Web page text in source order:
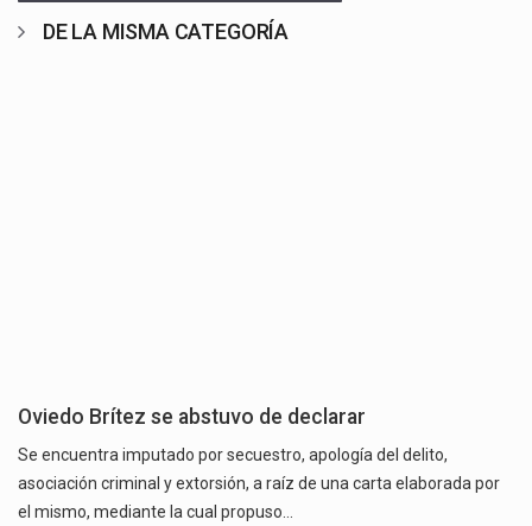
DE LA MISMA CATEGORÍA
Oviedo Brítez se abstuvo de declarar
Se encuentra imputado por secuestro, apología del delito,
asociación criminal y extorsión, a raíz de una carta elaborada por
el mismo, mediante la cual propuso…